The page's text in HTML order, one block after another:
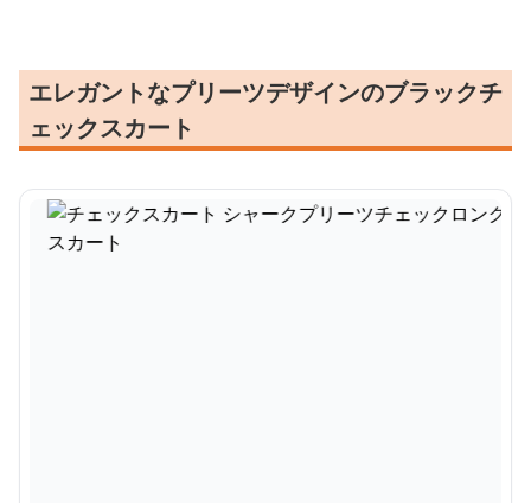
エレガントなプリーツデザインのブラックチ
ェックスカート